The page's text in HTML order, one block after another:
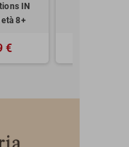
IN
età 8+
€